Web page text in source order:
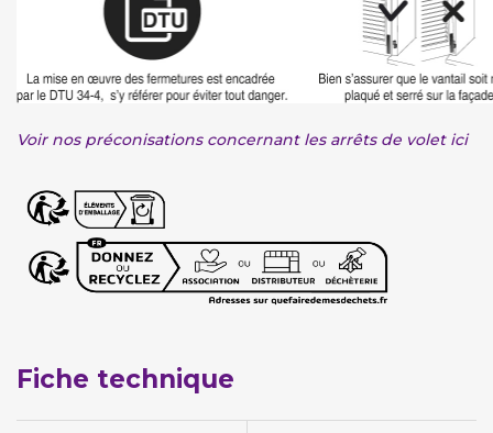
Voir nos préconisations concernant les arrêts de volet ici
Fiche technique